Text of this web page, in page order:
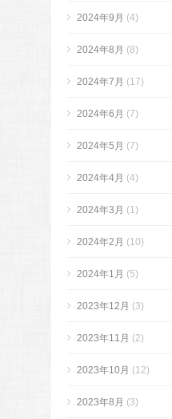
2024年9月 (4)
2024年8月 (8)
2024年7月 (17)
2024年6月 (7)
2024年5月 (7)
2024年4月 (4)
2024年3月 (1)
2024年2月 (10)
2024年1月 (5)
2023年12月 (3)
2023年11月 (2)
2023年10月 (12)
2023年8月 (3)